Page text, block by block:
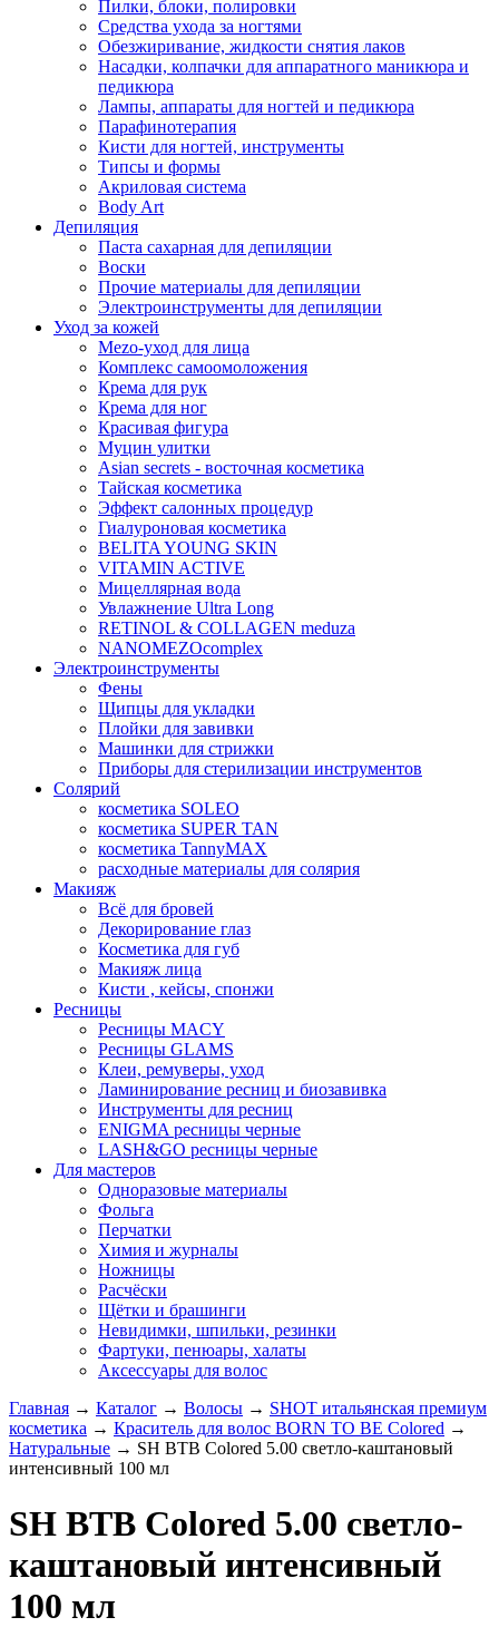
Пилки, блоки, полировки
Средства ухода за ногтями
Обезжиривание, жидкости снятия лаков
Насадки, колпачки для аппаратного маникюра и
педикюра
Лампы, аппараты для ногтей и педикюра
Парафинотерапия
Кисти для ногтей, инструменты
Типсы и формы
Акриловая система
Body Art
Депиляция
Паста сахарная для депиляции
Воски
Прочие материалы для депиляции
Электроинструменты для депиляции
Уход за кожей
Mezo-уход для лица
Комплекс самоомоложения
Крема для рук
Крема для ног
Красивая фигура
Муцин улитки
Asian seсrets - восточная косметика
Тайская косметика
Эффект салонных процедур
Гиалуроновая косметика
BELITA YOUNG SKIN
VITAMIN ACTIVE
Мицеллярная вода
Увлажнение Ultra Long
RETINOL & COLLAGEN meduza
NANOMEZOcomplex
Электроинструменты
Фены
Щипцы для укладки
Плойки для завивки
Машинки для стрижки
Приборы для стерилизации инструментов
Солярий
косметика SOLEO
косметика SUPER TAN
косметика TannyMAX
расходные материалы для солярия
Макияж
Всё для бровей
Декорирование глаз
Косметика для губ
Макияж лица
Кисти , кейсы, спонжи
Ресницы
Ресницы MACY
Ресницы GLAMS
Клеи, ремуверы, уход
Ламинирование ресниц и биозавивка
Инструменты для ресниц
ENIGMA ресницы черные
LASH&GO ресницы черные
Для мастеров
Одноразовые материалы
Фольга
Перчатки
Химия и журналы
Ножницы
Расчёски
Щётки и брашинги
Невидимки, шпильки, резинки
Фартуки, пенюары, халаты
Аксессуары для волос
Главная → Каталог → Волосы → SHOT итальянская премиум
косметика → Краситель для волос BORN TO BE Colored →
Натуральные → SH BTB Colored 5.00 светло-каштановый
интенсивный 100 мл
SH BTB Colored 5.00 светло-
каштановый интенсивный
100 мл